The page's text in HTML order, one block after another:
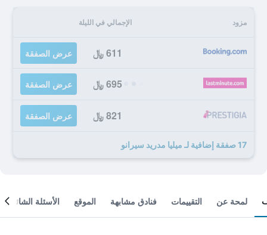
مزود الإجمالي في الليلة
611 ﷼ عرض الصفقة
695 ﷼ عرض الصفقة
821 ﷼ عرض الصفقة
17 صفقة إضافية لـ ميليا مدريد سيرانو
لمحة عن التقييمات فنادق مشابهة الموقع الأسئلة الشائعة